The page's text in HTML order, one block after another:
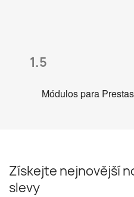
1.5
Módulos para
Získejte nejnovější
slevy